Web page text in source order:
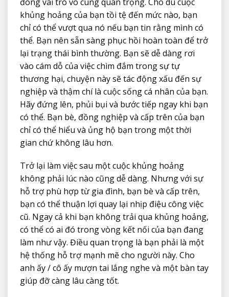
khủng hoảng của bạn tồi tệ đến mức nào, bạn
chỉ có thể vượt qua nó nếu bạn tin rằng mình có
thể. Bạn nên sẵn sàng phục hồi hoàn toàn để trở
lại trạng thái bình thường. Bạn sẽ dễ dàng rơi
vào cám dỗ của việc chìm đắm trong sự tự
thương hại, chuyện này sẽ tác động xấu đến sự
nghiệp và thậm chí là cuộc sống cá nhân của bạn.
Hãy đứng lên, phủi bụi và bước tiếp ngay khi bạn
có thể. Bạn bè, đồng nghiệp và cấp trên của bạn
chỉ có thể hiểu và ủng hộ bạn trong một thời
gian chứ không lâu hơn.
Trở lại làm việc sau một cuộc khủng hoảng
không phải lúc nào cũng dễ dàng. Nhưng với sự
hỗ trợ phù hợp từ gia đình, bạn bè và cấp trên,
bạn có thể thuận lợi quay lại nhịp điệu công việc
cũ. Ngay cả khi bạn không trải qua khủng hoảng,
có thể có ai đó trong vòng kết nối của bạn đang
làm như vậy. Điều quan trọng là bạn phải là một
hệ thống hỗ trợ mạnh mẽ cho người này. Cho
anh ấy / cô ấy mượn tai lắng nghe và một bàn tay
giúp đỡ càng lâu càng tốt.